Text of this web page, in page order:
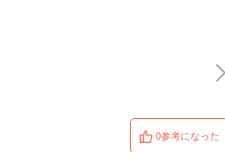
0参考になった